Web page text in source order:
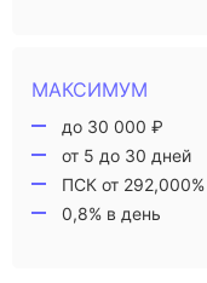
МАКСИМУМ
до 30 000 ₽
от 5 до 30 дней
ПСК от
0,8% в день